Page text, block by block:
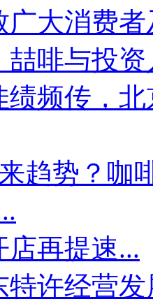
广大消费者
喆啡与投
绩频传，北
趋势？咖
再提速...
特许经营发